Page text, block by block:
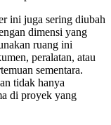
ini juga sering diubah
dimensi yang
ruang ini
peralatan, atau
sementara.
tidak hanya
di proyek yang